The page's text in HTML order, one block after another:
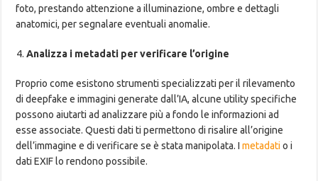
foto, prestando attenzione a illuminazione, ombre e dettagli
anatomici, per segnalare eventuali anomalie.
Analizza i metadati per verificare l’origine
Proprio come esistono strumenti specializzati per il rilevamento
di deepfake e immagini generate dall’IA, alcune utility specifiche
possono aiutarti ad analizzare più a fondo le informazioni ad
esse associate. Questi dati ti permettono di risalire all’origine
dell’immagine e di verificare se è stata manipolata. Imetadatio i
dati EXIF ​​lo rendono possibile.